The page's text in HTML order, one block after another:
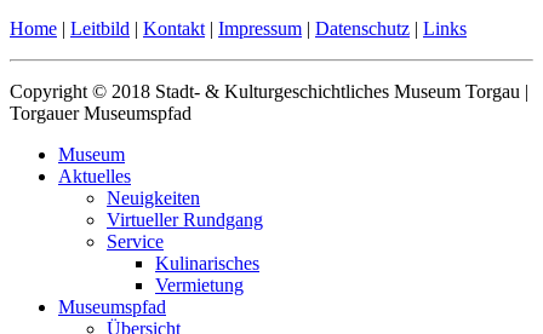
Home | Leitbild | Kontakt | Impressum | Datenschutz | Links
Copyright © 2018 Stadt- & Kulturgeschichtliches Museum Torgau |
Torgauer Museumspfad
Museum
Aktuelles
Neuigkeiten
Virtueller Rundgang
Service
Kulinarisches
Vermietung
Museumspfad
Übersicht